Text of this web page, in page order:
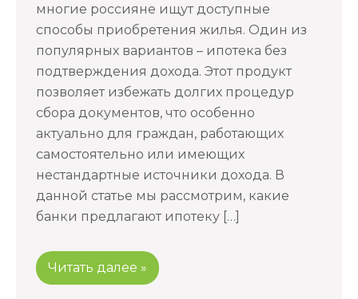
многие россияне ищут доступные
способы приобретения жилья. Один из
популярных вариантов – ипотека без
подтверждения дохода. Этот продукт
позволяет избежать долгих процедур
сбора документов, что особенно
актуально для граждан, работающих
самостоятельно или имеющих
нестандартные источники дохода. В
данной статье мы рассмотрим, какие
банки предлагают ипотеку […]
Читать далее »